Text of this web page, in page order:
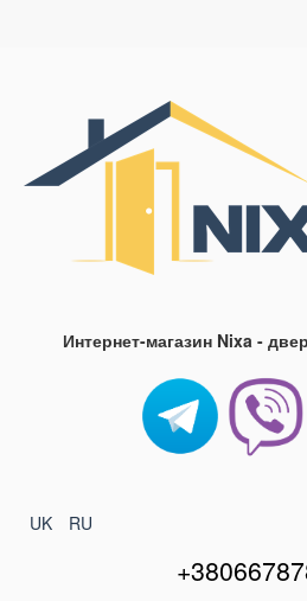
Контакты
Интернет-магазин Nixa -
UK RU